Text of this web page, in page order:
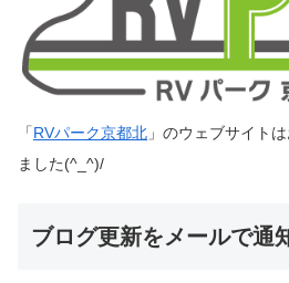
「RVパーク京都北 」のウェブサイト
ました(^_^)/
ブログ更新をメールで通